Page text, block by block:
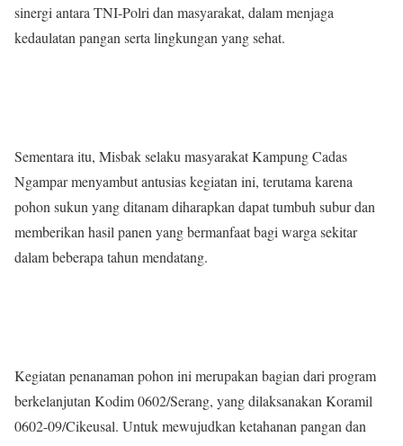
sinergi antara TNI-Polri dan masyarakat, dalam menjaga
kedaulatan pangan serta lingkungan yang sehat.
Sementara itu, Misbak selaku masyarakat Kampung Cadas
Ngampar menyambut antusias kegiatan ini, terutama karena
pohon sukun yang ditanam diharapkan dapat tumbuh subur dan
memberikan hasil panen yang bermanfaat bagi warga sekitar
dalam beberapa tahun mendatang.
Kegiatan penanaman pohon ini merupakan bagian dari program
berkelanjutan Kodim 0602/Serang, yang dilaksanakan Koramil
0602-09/Cikeusal. Untuk mewujudkan ketahanan pangan dan